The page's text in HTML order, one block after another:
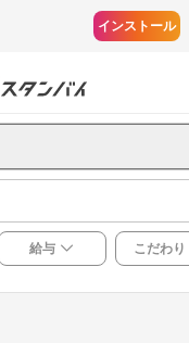
インストール
給与 こだわり